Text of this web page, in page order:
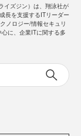
イズジン）は、翔泳社が
長を支援するITリーダー
ノロジー/情報セキュリ
に、企業ITに関する多